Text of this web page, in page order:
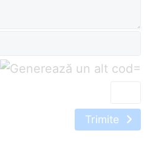
=
Trimite